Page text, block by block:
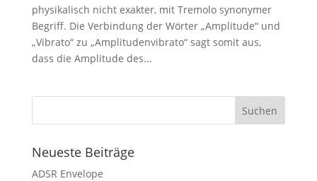
physikalisch nicht exakter, mit Tremolo synonymer
Begriff. Die Verbindung der Wörter „Amplitude“ und
„Vibrato“ zu „Amplitudenvibrato“ sagt somit aus,
dass die Amplitude des...
Neueste Beiträge
ADSR Envelope